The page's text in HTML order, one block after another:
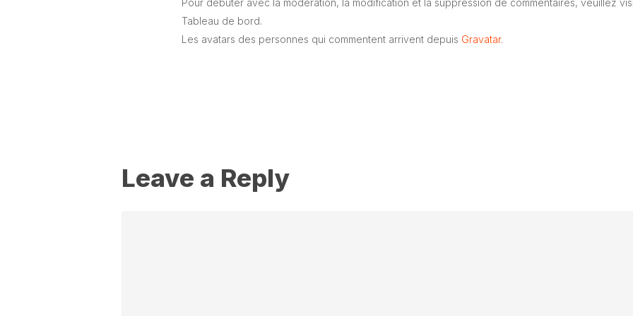
Pour débuter avec la modération, la modification et la suppression de commentaires, veuillez
Tableau de bord.
Les avatars des personnes qui commentent arrivent depuis Gravatar.
Leave a Reply